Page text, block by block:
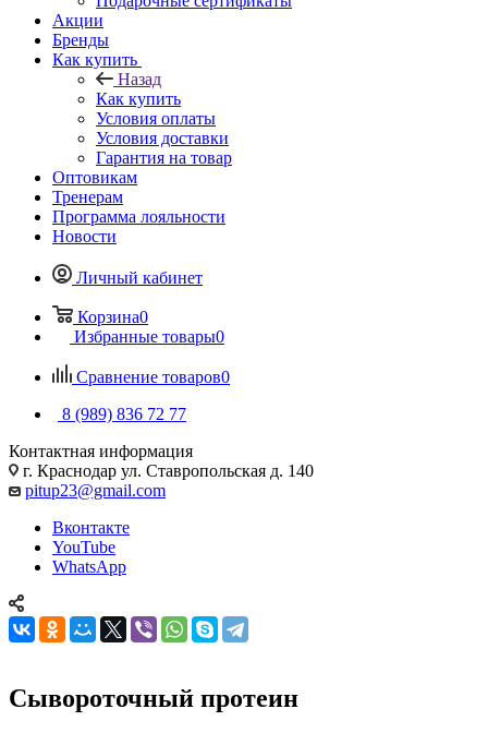
Акции
Бренды
Как купить
Назад
Как купить
Условия оплаты
Условия доставки
Гарантия на товар
Оптовикам
Тренерам
Программа лояльности
Новости
Личный кабинет
Корзина0
Избранные товары0
Сравнение товаров0
8 (989) 836 72 77
Контактная информация
г. Краснодар ул. Ставропольская д. 140
pitup23@gmail.com
Вконтакте
YouTube
WhatsApp
Сывороточный протеин